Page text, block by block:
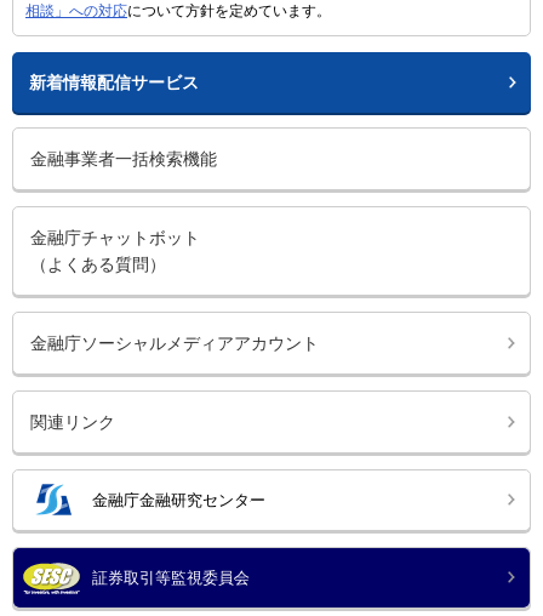
相談」への対応について方針を定めています。
新着情報配信サービス
金融事業者一括検索機能
金融庁チャットボット
（よくある質問）
金融庁ソーシャルメディアアカウント
関連リンク
金融庁金融研究センター
証券取引等監視委員会